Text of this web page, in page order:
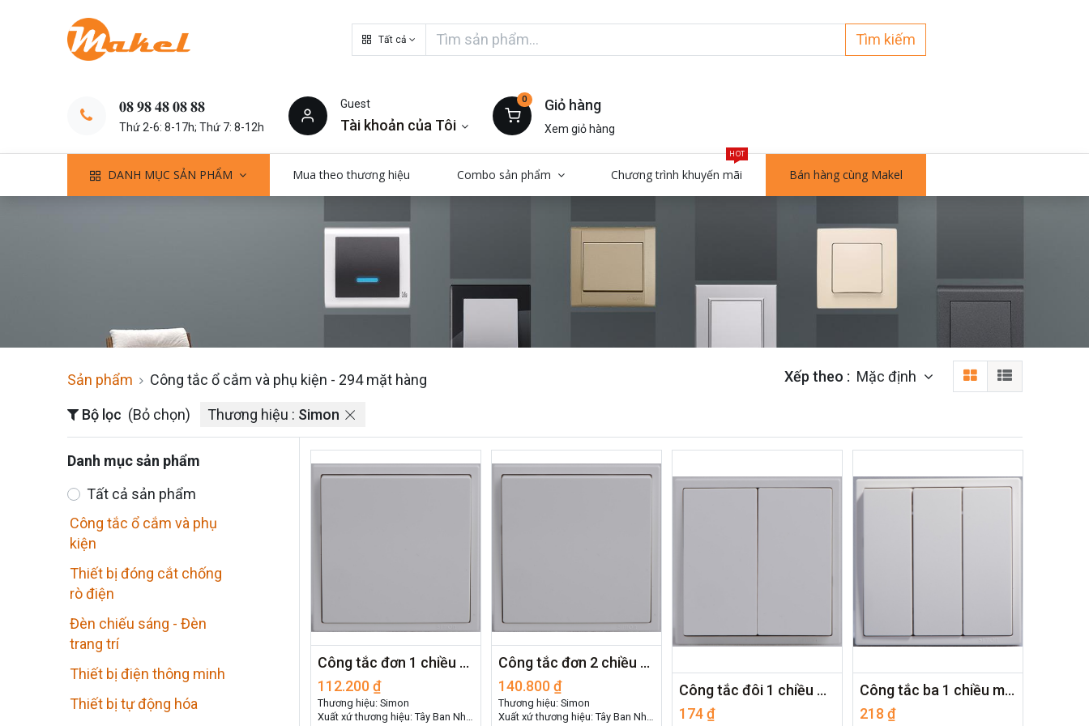
Tất cả Tìm kiếm
𝟎𝟖 𝟗𝟖 𝟒𝟖 𝟎𝟖 𝟖𝟖
Thứ 2-6: 8-17h; Thứ 7: 8-12h
Guest
Tài khoản của Tôi
0 Giỏ hàng
Xem giỏ hàng
DANH MỤC SẢN PHẨM Mua theo thương hiệu Combo sản phẩm Chương trình khuyến mãi
HOT
Bán hàng cùng Makel
Sản phẩm Công tắc ổ cắm và phụ kiện - 294 mặt hàng Xếp theo : Mặc định
Bộ lọc (Bỏ chọn) Thương hiệu : Simon
Danh mục sản phẩm
Tất cả sản phẩm
Công tắc ổ cắm và phụ
kiện
Thiết bị đóng cắt chống
rò điện
Đèn chiếu sáng - Đèn
trang trí
Thiết bị điện thông minh
Thiết bị tự động hóa
Công tắc đơn 1 chiều màu trắng
112.200₫
Thương hiệu: Simon
Xuất xứ thương hiệu: Tây Ban Nha
Công tắc đơn 2 chiều màu trắng
140.800₫
Thương hiệu: Simon
Xuất xứ thương hiệu: Tây Ban Nha
Công tắc đôi 1 chiều màu trắng
174₫
Công tắc ba 1 chiều màu trắng
218 ₫